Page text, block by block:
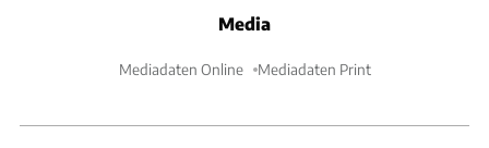
Media
Mediadaten Online Mediadaten Print